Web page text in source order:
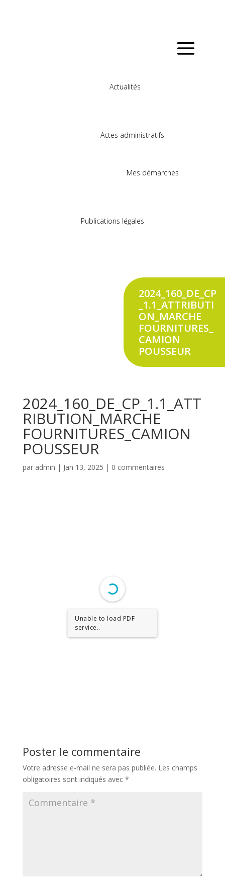
Actualités
Actes administratifs
Mes démarches
Publications légales
2024_160_DE_CP
_1.1_ATTRIBUTI
ON_MARCHE
FOURNITURES_
CAMION
POUSSEUR
2024_160_DE_CP_1.1_ATT
RIBUTION_MARCHE
FOURNITURES_CAMION
POUSSEUR
par admin | Jan 13, 2025 | 0 commentaires
Unable to load PDF
service..
Poster le commentaire
Votre adresse e-mail ne sera pas publiée. Les champs
obligatoires sont indiqués avec *